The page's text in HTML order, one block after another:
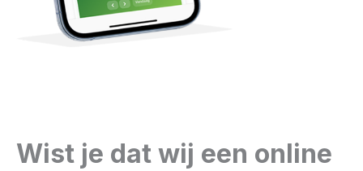
Wist je dat wij een online